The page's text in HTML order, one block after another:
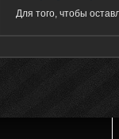
Для того, чтобы